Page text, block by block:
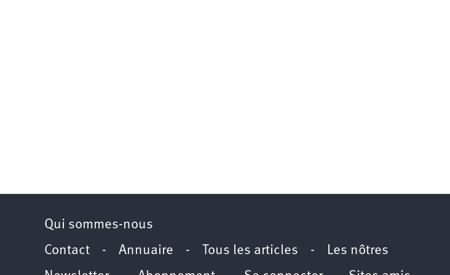
Qui sommes-nous
Contact - Annuaire - Tous les articles - Les nôtres